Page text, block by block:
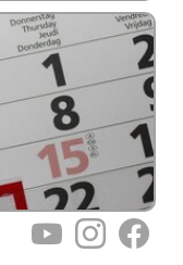
YouTubeInstagram